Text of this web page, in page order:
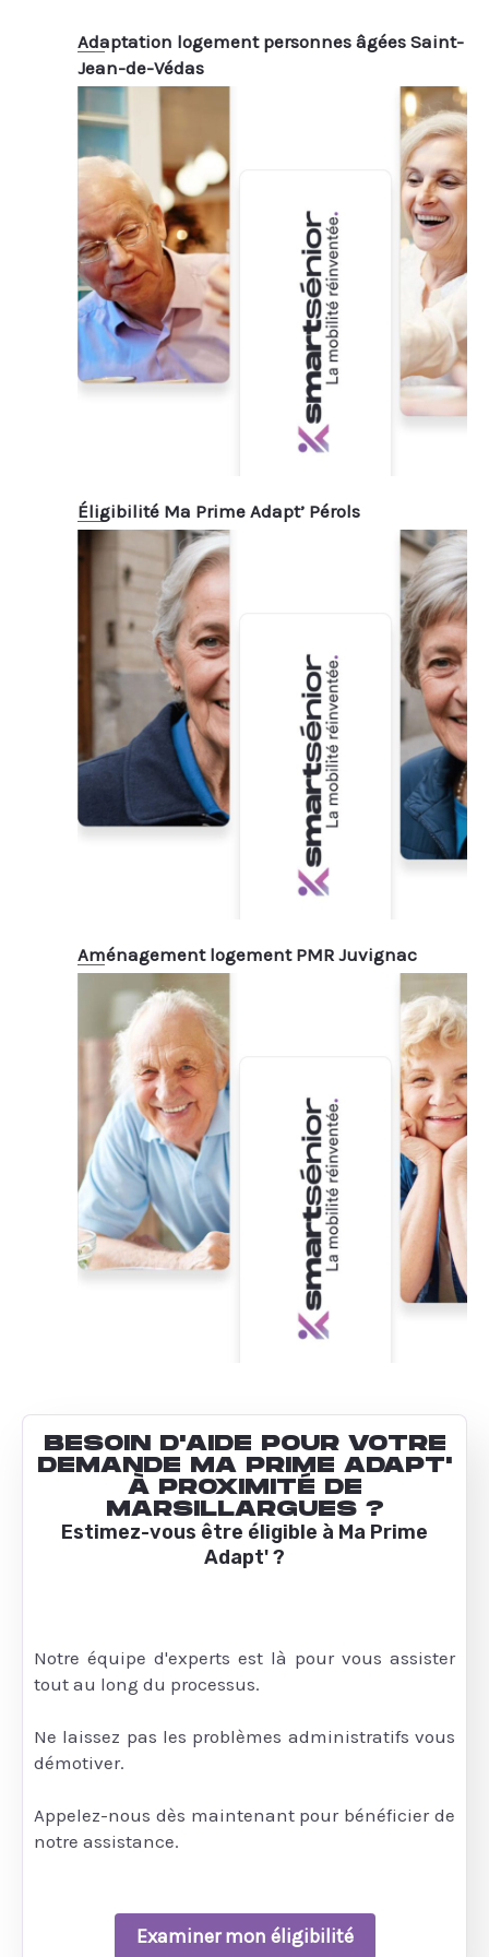
Adaptation logement personnes âgées Saint-
Jean-de-Védas
Éligibilité Ma Prime Adapt’ Pérols
Aménagement logement PMR Juvignac
BESOIN D'AIDE POUR VOTRE
DEMANDE MA PRIME ADAPT'
À PROXIMITÉ DE
MARSILLARGUES ?
Estimez-vous être éligible à Ma Prime
Adapt' ?
Notre équipe d'experts est là pour vous assister
tout au long du processus.
Ne laissez pas les problèmes administratifs vous
démotiver.
Appelez-nous dès maintenant pour bénéficier de
notre assistance.
Examiner mon éligibilité